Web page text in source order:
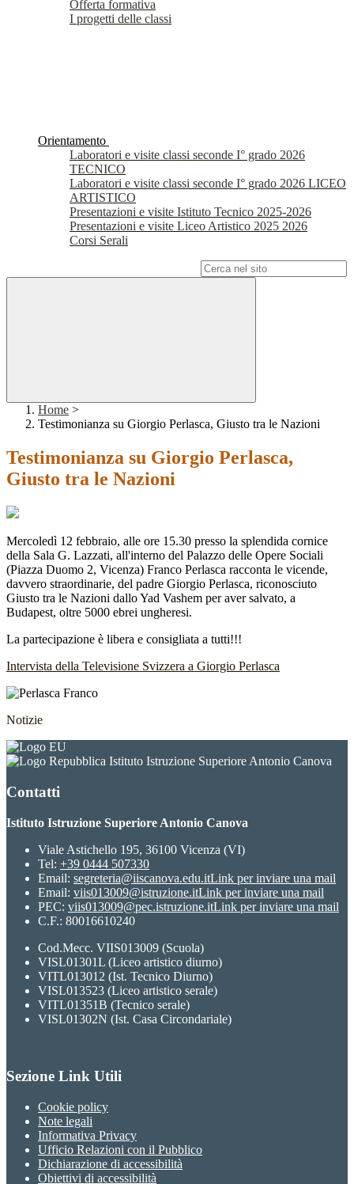
Offerta formativa
I progetti delle classi
Orientamento
Laboratori e visite classi seconde I° grado 2026
TECNICO
Laboratori e visite classi seconde I° grado 2026 LICEO
ARTISTICO
Presentazioni e visite Istituto Tecnico 2025-2026
Presentazioni e visite Liceo Artistico 2025 2026
Corsi Serali
Home >
Testimonianza su Giorgio Perlasca, Giusto tra le Nazioni
Testimonianza su Giorgio Perlasca,
Giusto tra le Nazioni
Mercoledì 12 febbraio, alle ore 15.30 presso la splendida cornice
della Sala G. Lazzati, all'interno del Palazzo delle Opere Sociali
(Piazza Duomo 2, Vicenza) Franco Perlasca racconta le vicende,
davvero straordinarie, del padre Giorgio Perlasca, riconosciuto
Giusto tra le Nazioni dallo Yad Vashem per aver salvato, a
Budapest, oltre 5000 ebrei ungheresi.
La partecipazione è libera e consigliata a tutti!!!
Intervista della Televisione Svizzera a Giorgio Perlasca
Notizie
Istituto Istruzione Superiore Antonio Canova
Contatti
Istituto Istruzione Superiore Antonio Canova
Viale Astichello 195, 36100 Vicenza (VI)
Tel: +39 0444 507330
Email: segreteria@iiscanova.edu.itLink per inviare una mail
Email: viis013009@istruzione.itLink per inviare una mail
PEC: viis013009@pec.istruzione.itLink per inviare una mail
C.F.: 80016610240
Cod.Mecc. VIIS013009 (Scuola)
VISL01301L (Liceo artistico diurno)
VITL013012 (Ist. Tecnico Diurno)
VISL013523 (Liceo artistico serale)
VITL01351B (Tecnico serale)
VISL01302N (Ist. Casa Circondariale)
Sezione Link Utili
Cookie policy
Note legali
Informativa Privacy
Ufficio Relazioni con il Pubblico
Dichiarazione di accessibilità
Obiettivi di accessibilità